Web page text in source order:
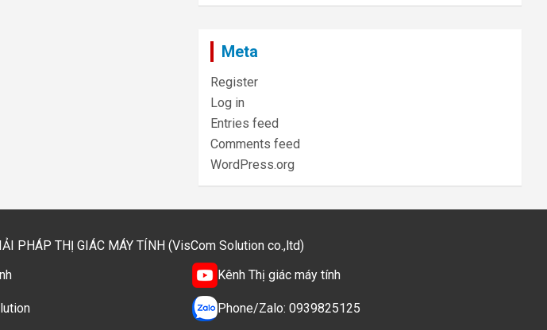
Meta
Register
Log in
Entries feed
Comments feed
WordPress.org
PHÁP THỊ GIÁC MÁY TÍNH (VisCom Solution co.,ltd)
Kênh Thị giác máy tính
Phone/Zalo: 0939825125